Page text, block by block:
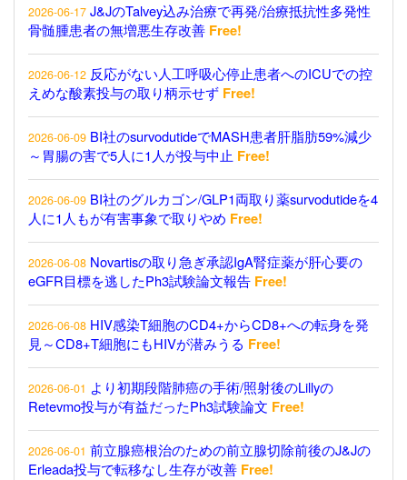
2026-06-17 J&JのTalvey込み治療で再発/治療抵抗性多発性
骨髄腫患者の無増悪生存改善 Free!
2026-06-12 反応がない人工呼吸心停止患者へのICUでの控
えめな酸素投与の取り柄示せず Free!
2026-06-09 BI社のsurvodutideでMASH患者肝脂肪59%減少
～胃腸の害で5人に1人が投与中止 Free!
2026-06-09 BI社のグルカゴン/GLP1両取り薬survodutideを4
人に1人もが有害事象で取りやめ Free!
2026-06-08 Novartisの取り急ぎ承認IgA腎症薬が肝心要の
eGFR目標を逃したPh3試験論文報告 Free!
2026-06-08 HIV感染T細胞のCD4+からCD8+への転身を発
見～CD8+T細胞にもHIVが潜みうる Free!
2026-06-01 より初期段階肺癌の手術/照射後のLillyの
Retevmo投与が有益だったPh3試験論文 Free!
2026-06-01 前立腺癌根治のための前立腺切除前後のJ&Jの
Erleada投与で転移なし生存が改善 Free!